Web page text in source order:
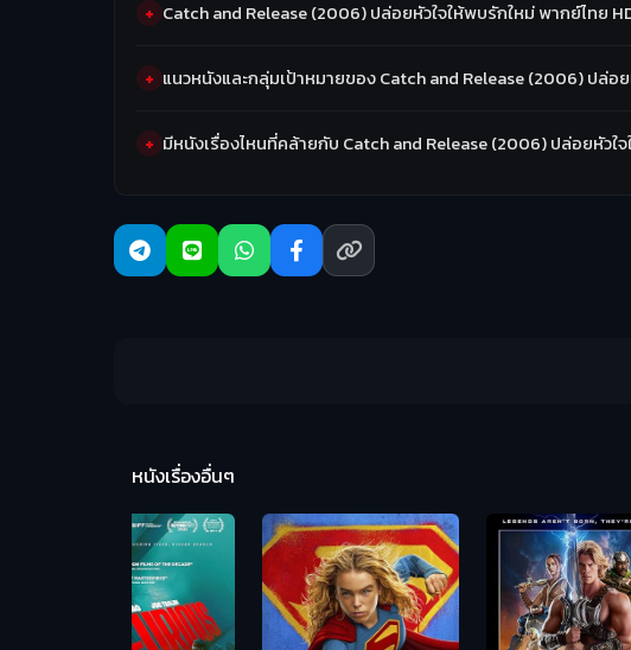
Catch and Release (2006) ปล่อยหัวใจให้พบรักใหม่ พากย์ไทย
แนวหนังและกลุ่มเป้าหมายของ Catch and Release (2006) ปล่อ
มีหนังเรื่องไหนที่คล้ายกับ Catch and Release (2006) ปล่อยหัวใ
หนังเรื่องอื่นๆ